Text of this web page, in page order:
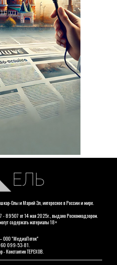
ЕЛЬ
Олы и Марий Эл, интересное в России и мире.
89507 от 14 мая 2025г., выдано Роскомнадзором.
содержать материалы 18+
ООО "МедиаПоток"
099-53-81.
- Константин ТЕРЕХОВ.